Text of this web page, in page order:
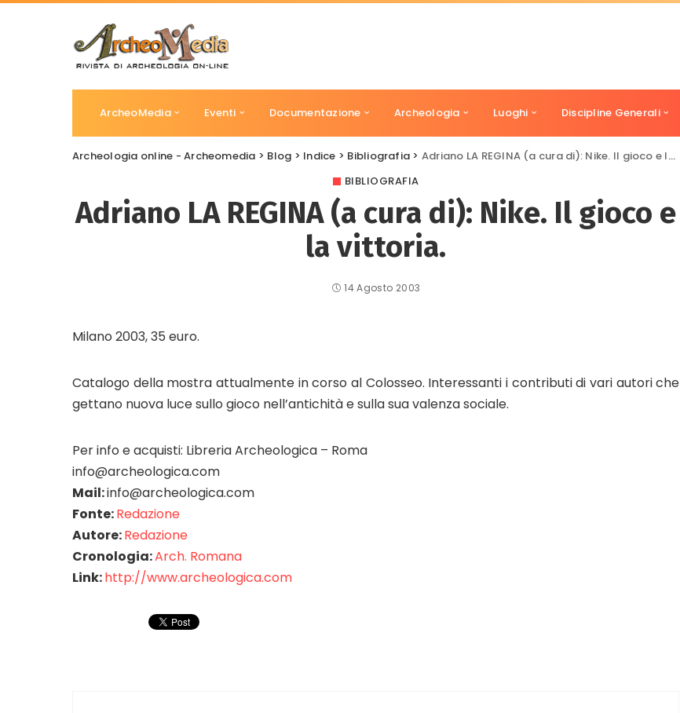
ArcheoMedia Eventi Documentazione Archeologia Luoghi Discipline Generali
Archeologia online - Archeomedia > Blog > Indice > Bibliografia > Adriano LA REGINA (a cura di): Nike. Il gioco e la vittoria.
BIBLIOGRAFIA
Adriano LA REGINA (a cura di): Nike. Il gioco e
la vittoria.
14 Agosto 2003
Milano 2003, 35 euro.
Catalogo della mostra attualmente in corso al Colosseo. Interessanti i contributi di vari autori che
gettano nuova luce sullo gioco nell’antichità e sulla sua valenza sociale.
Per info e acquisti: Libreria Archeologica – Roma
info@archeologica.com
Mail:info@archeologica.com
Fonte:Redazione
Autore:Redazione
Cronologia:Arch. Romana
Link:http://www.archeologica.com